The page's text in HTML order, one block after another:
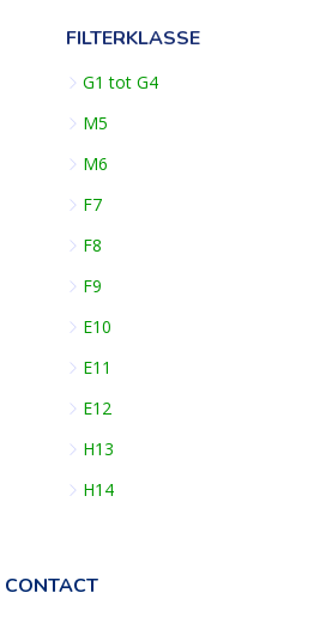
FILTERKLASSE
G1 tot G4
M5
M6
F7
F8
F9
E10
E11
E12
H13
H14
CONTACT